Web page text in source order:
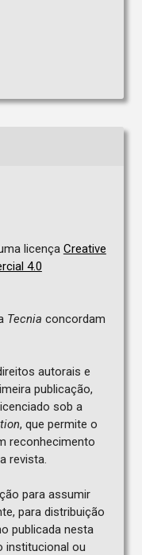
licença Creative
4.0
Tecnia concordam
autorais e
publicação,
sob a
, que permite o
reconhecimento
revista.
para assumir
para distribuição
publicada nesta
institucional ou